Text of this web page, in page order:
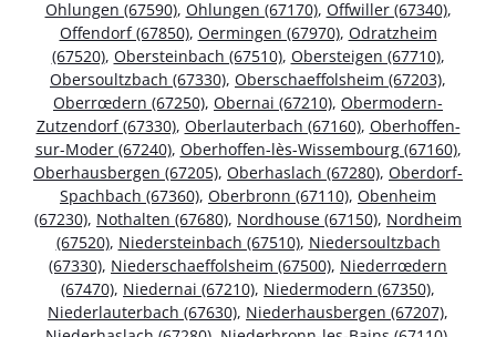
Ohlungen (67590), Ohlungen (67170), Offwiller (67340),
Offendorf (67850), Oermingen (67970), Odratzheim
(67520), Obersteinbach (67510), Obersteigen (67710),
Obersoultzbach (67330), Oberschaeffolsheim (67203),
Oberrœdern (67250), Obernai (67210), Obermodern-
Zutzendorf (67330), Oberlauterbach (67160), Oberhoffen-
sur-Moder (67240), Oberhoffen-lès-Wissembourg (67160),
Oberhausbergen (67205), Oberhaslach (67280), Oberdorf-
Spachbach (67360), Oberbronn (67110), Obenheim
(67230), Nothalten (67680), Nordhouse (67150), Nordheim
(67520), Niedersteinbach (67510), Niedersoultzbach
(67330), Niederschaeffolsheim (67500), Niederrœdern
(67470), Niedernai (67210), Niedermodern (67350),
Niederlauterbach (67630), Niederhausbergen (67207),